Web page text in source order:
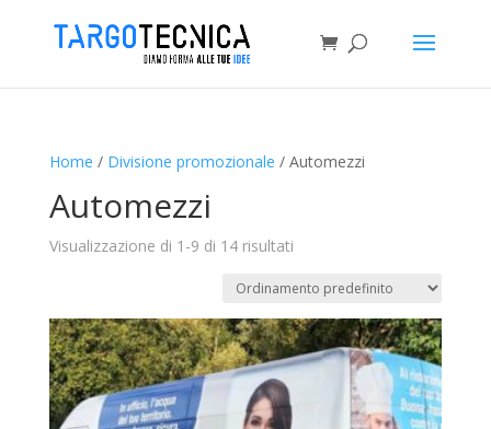
Home / Divisione promozionale / Automezzi
Automezzi
Visualizzazione di 1-9 di 14 risultati